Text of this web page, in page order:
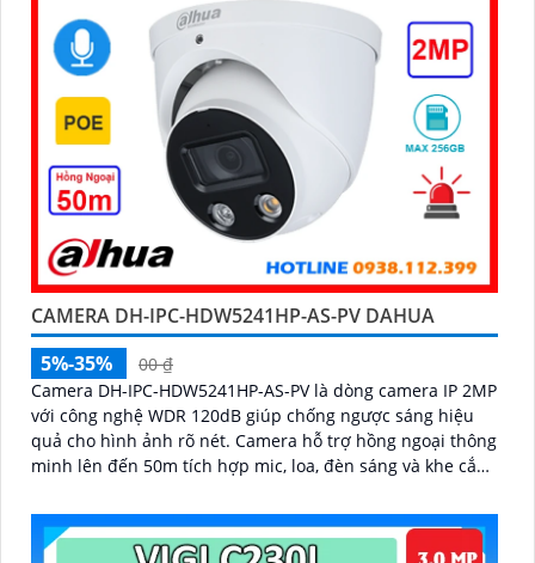
CAMERA DH-IPC-HDW5241HP-AS-PV DAHUA
5%-35%
00 ₫
Camera DH-IPC-HDW5241HP-AS-PV là dòng camera IP 2MP
với công nghệ WDR 120dB giúp chống ngược sáng hiệu
quả cho hình ảnh rõ nét. Camera hỗ trợ hồng ngoại thông
minh lên đến 50m tích hợp mic, loa, đèn sáng và khe cắm